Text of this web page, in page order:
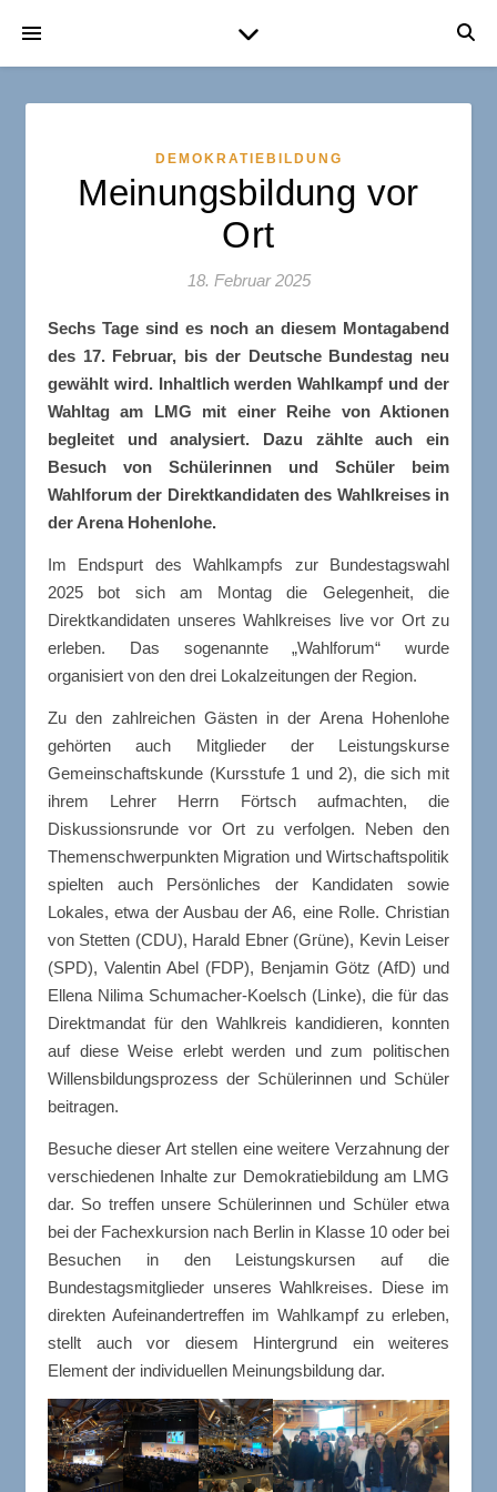
DEMOKRATIEBILDUNG
Meinungsbildung vor
Ort
18. Februar 2025
Sechs Tage sind es noch an diesem Montagabend
des 17. Februar, bis der Deutsche Bundestag neu
gewählt wird. Inhaltlich werden Wahlkampf und der
Wahltag am LMG mit einer Reihe von Aktionen
begleitet und analysiert. Dazu zählte auch ein
Besuch von Schülerinnen und Schüler beim
Wahlforum der Direktkandidaten des Wahlkreises in
der Arena Hohenlohe.
Im Endspurt des Wahlkampfs zur Bundestagswahl
2025 bot sich am Montag die Gelegenheit, die
Direktkandidaten unseres Wahlkreises live vor Ort zu
erleben. Das sogenannte „Wahlforum“ wurde
organisiert von den drei Lokalzeitungen der Region.
Zu den zahlreichen Gästen in der Arena Hohenlohe
gehörten auch Mitglieder der Leistungskurse
Gemeinschaftskunde (Kursstufe 1 und 2), die sich mit
ihrem Lehrer Herrn Förtsch aufmachten, die
Diskussionsrunde vor Ort zu verfolgen. Neben den
Themenschwerpunkten Migration und Wirtschaftspolitik
spielten auch Persönliches der Kandidaten sowie
Lokales, etwa der Ausbau der A6, eine Rolle. Christian
von Stetten (CDU), Harald Ebner (Grüne), Kevin Leiser
(SPD), Valentin Abel (FDP), Benjamin Götz (AfD) und
Ellena Nilima Schumacher-Koelsch (Linke), die für das
Direktmandat für den Wahlkreis kandidieren, konnten
auf diese Weise erlebt werden und zum politischen
Willensbildungsprozess der Schülerinnen und Schüler
beitragen.
Besuche dieser Art stellen eine weitere Verzahnung der
verschiedenen Inhalte zur Demokratiebildung am LMG
dar. So treffen unsere Schülerinnen und Schüler etwa
bei der Fachexkursion nach Berlin in Klasse 10 oder bei
Besuchen in den Leistungskursen auf die
Bundestagsmitglieder unseres Wahlkreises. Diese im
direkten Aufeinandertreffen im Wahlkampf zu erleben,
stellt auch vor diesem Hintergrund ein weiteres
Element der individuellen Meinungsbildung dar.